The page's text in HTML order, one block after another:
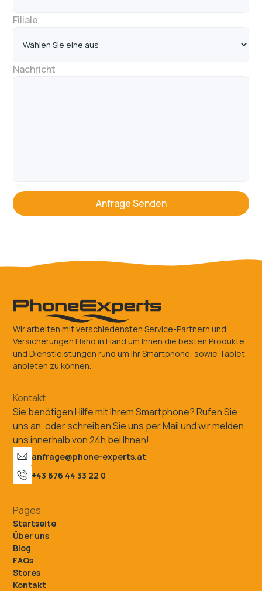
Filiale
Nachricht
Wir arbeiten mit verschiedensten Service-Partnern und
Versicherungen Hand in Hand um Ihnen die besten Produkte
und Dienstleistungen rund um Ihr Smartphone, sowie Tablet
anbieten zu können.
Kontakt
Sie benötigen Hilfe mit Ihrem Smartphone? Rufen Sie
uns an, oder schreiben Sie uns per Mail und wir melden
uns innerhalb von 24h bei Ihnen!
anfrage@phone-experts.at
+43 676 44 33 22 0
Pages
Startseite
Über uns
Blog
FAQs
Stores
Kontakt